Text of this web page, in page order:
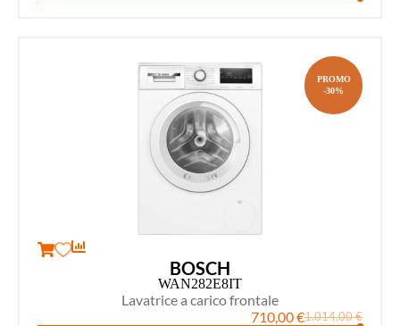
PROMO
-30%
BOSCH
WAN282E8IT
Lavatrice a carico frontale
1.014,00€
710,00€